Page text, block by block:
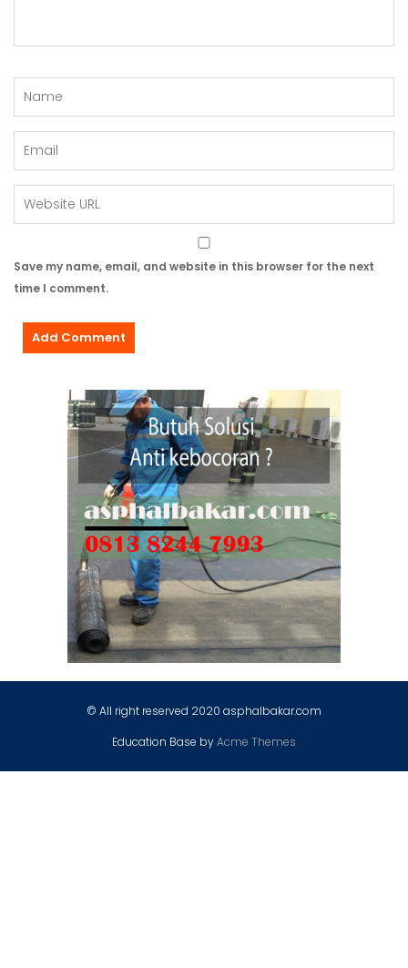
Save my name, email, and website in this browser for the next
time I comment.
© All right reserved 2020 asphalbakar.com
Education Base byAcme Themes